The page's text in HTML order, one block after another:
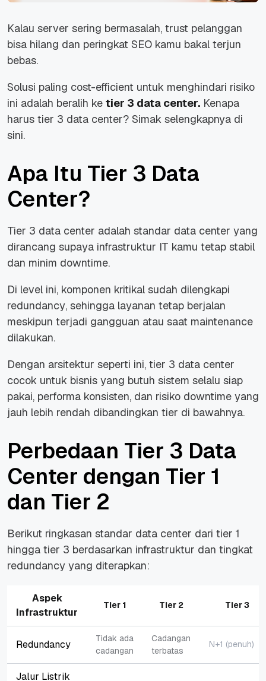
Kalau server sering bermasalah, trust pelanggan
bisa hilang dan peringkat SEO kamu bakal terjun
bebas.
Solusi paling cost-efficient untuk menghindari risiko
ini adalah beralih ke tier 3 data center. Kenapa
harus tier 3 data center? Simak selengkapnya di
sini.
Apa Itu Tier 3 Data
Center?
Tier 3 data center adalah standar data center yang
dirancang supaya infrastruktur IT kamu tetap stabil
dan minim downtime.
Di level ini, komponen kritikal sudah dilengkapi
redundancy, sehingga layanan tetap berjalan
meskipun terjadi gangguan atau saat maintenance
dilakukan.
Dengan arsitektur seperti ini, tier 3 data center
cocok untuk bisnis yang butuh sistem selalu siap
pakai, performa konsisten, dan risiko downtime yang
jauh lebih rendah dibandingkan tier di bawahnya.
Perbedaan Tier 3 Data
Center dengan Tier 1
dan Tier 2
Berikut ringkasan standar data center dari tier 1
hingga tier 3 berdasarkan infrastruktur dan tingkat
redundancy yang diterapkan:
Aspek
Infrastruktur
Tier 1 Tier 2 Tier 3
Redundancy
Tidak ada
cadangan
Cadangan
terbatas
N+1 (penuh)
Jalur Listrik